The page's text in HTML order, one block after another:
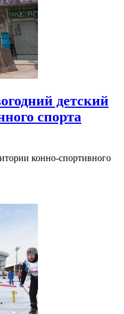
детский
спорта
конно-спортивного